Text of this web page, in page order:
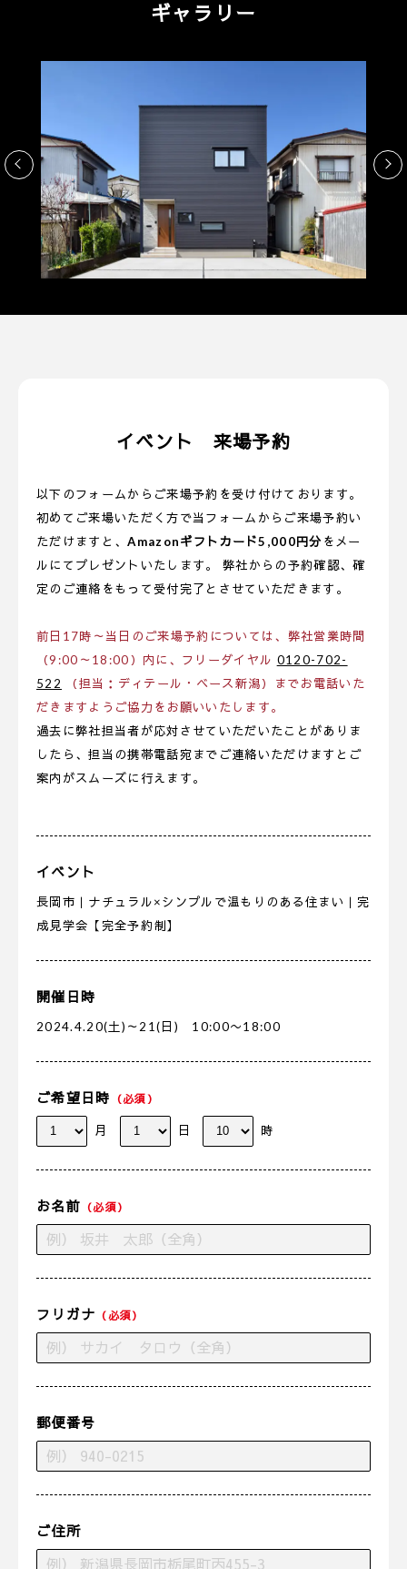
ギャラリー
イベント 来場予約
以下のフォームからご来場予約を受け付けております。
初めてご来場いただく方で当フォームからご来場予約い
ただけますと、Amazonギフトカード5,000円分をメー
ルにてプレゼントいたします。 弊社からの予約確認、確
定のご連絡をもって受付完了とさせていただきます。
前日17時～当日のご来場予約については、弊社営業時間
（9:00～18:00）内に、フリーダイヤル 0120-702-
522
（担当：ディテール・ベース新潟）までお電話いた
だきますようご協力をお願いいたします。
過去に弊社担当者が応対させていただいたことがありま
したら、担当の携帯電話宛までご連絡いただけますとご
案内がスムーズに行えます。
イベント
長岡市｜ナチュラル×シンプルで温もりのある住まい｜完
成見学会【完全予約制】
開催日時
2024.4.20(土)～21(日) 10:00〜18:00
ご希望日時 （必須）
月 日 時
お名前 （必須）
フリガナ （必須）
郵便番号
ご住所